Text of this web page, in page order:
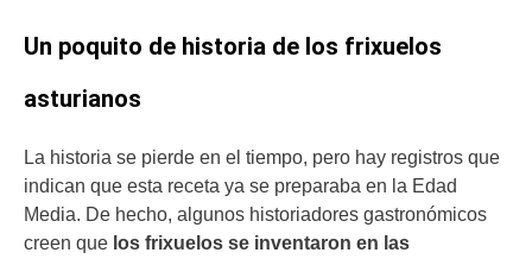
Un poquito de historia de los frixuelos
asturianos
La historia se pierde en el tiempo, pero hay registros que
indican que esta receta ya se preparaba en la Edad
Media. De hecho, algunos historiadores gastronómicos
creen que los frixuelos se inventaron en las